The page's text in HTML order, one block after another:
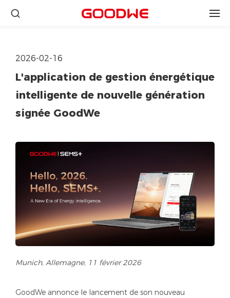
2026-02-16
L'application de gestion énergétique
intelligente de nouvelle génération
signée GoodWe
Munich, Allemagne, 11 février 2026
GoodWe annonce le lancement de son nouveau